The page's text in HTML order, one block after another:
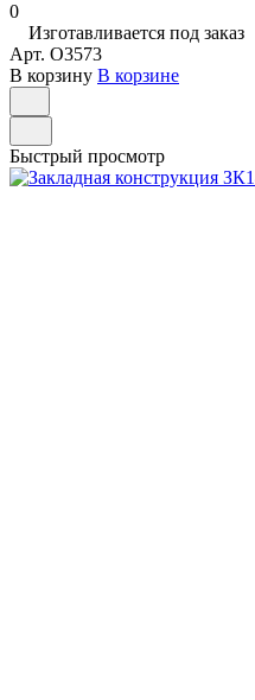
0
Изготавливается под заказ
Арт. O3573
В корзину В корзине
Быстрый просмотр